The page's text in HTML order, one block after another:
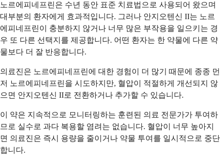
노르에피네프린은 수년 동안 표준 치료법으로 사용되어 왔으며
대부분의 환자에게 효과적입니다. 그러나 안지오텐신 II는 노르
에피네프린이 충분하지 않거나 너무 많은 부작용을 일으키는 경
우 또 다른 선택지를 제공합니다. 어떤 환자는 한 약물에 다른 약
물보다 더 잘 반응합니다.
의료진은 노르에피네프린에 대한 경험이 더 많기 때문에 종종 먼
저 노르에피네프린을 시도하지만, 혈압이 적절하게 개선되지 않
으면 안지오텐신 II로 전환하거나 추가할 수 있습니다.
이 약은 지속적으로 모니터링하는 훈련된 의료 전문가가 투여하
므로 실수로 과다 복용할 염려는 없습니다. 혈압이 너무 높아지
면 의료진은 즉시 용량을 줄이거나 약물 투여를 일시적으로 중단
합니다.